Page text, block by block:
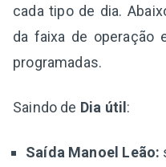
cada tipo de dia.
da faixa de operação
programadas.
Saindo de Dia útil:
Saída Manoel Leão: